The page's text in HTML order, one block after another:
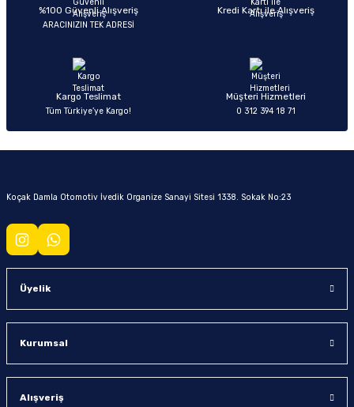
%100 Güvenli Alışveriş
ARACINIZIN TEK ADRESİ
Kredi Kartı ile Alışveriş
Kargo Teslimat
Tüm Türkiye’ye Kargo!
Müşteri Hizmetleri
0 312 394 18 71
Koçak Damla Otomotiv İvedik Organize Sanayi Sitesi 1338. Sokak No:23
Üyelik
Kurumsal
Alışveriş